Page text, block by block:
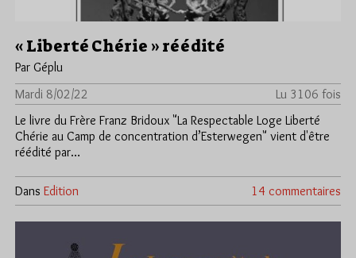
« Liberté Chérie » réédité
Par Géplu
Mardi 8/02/22
Lu 3106 fois
Le livre du Frère Franz Bridoux "La Respectable Loge Liberté
Chérie au Camp de concentration d’Esterwegen" vient d'être
réédité par…
Dans Edition 14 commentaires